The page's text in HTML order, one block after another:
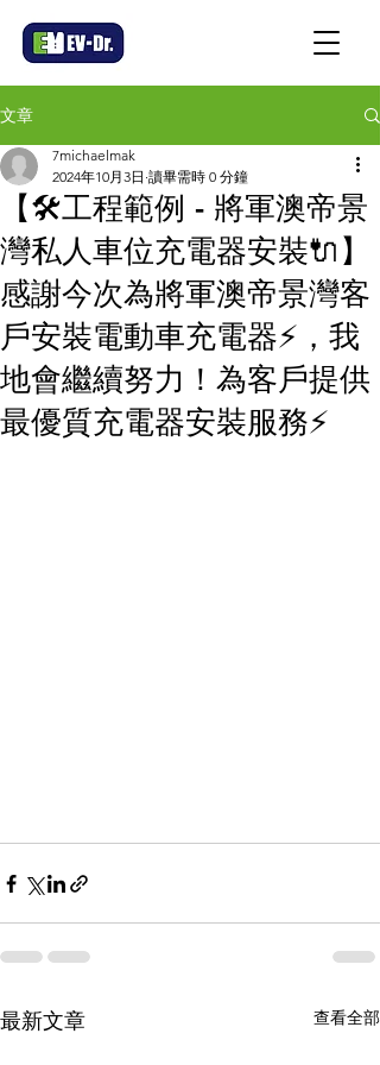
文章
【🛠工程範例 - 將軍澳帝景
灣私人車位充電器安裝🔌】
感謝今次為將軍澳帝景灣客
戶安裝電動車充電器⚡，我
地會繼續努力！為客戶提供
最優質充電器安裝服務⚡
7michaelmak
2024年10月3日 讀畢需時 0 分鐘
最新文章 查看全部